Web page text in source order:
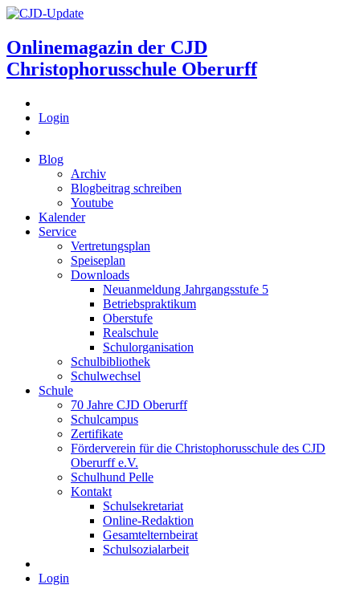
Onlinemagazin der CJD
Christophorusschule Oberurff
Login
Blog
Archiv
Blogbeitrag schreiben
Youtube
Kalender
Service
Vertretungsplan
Speiseplan
Downloads
Neuanmeldung Jahrgangsstufe 5
Betriebspraktikum
Oberstufe
Realschule
Schulorganisation
Schulbibliothek
Schulwechsel
Schule
70 Jahre CJD Oberurff
Schulcampus
Zertifikate
Förderverein für die Christophorusschule des CJD
Oberurff e.V.
Schulhund Pelle
Kontakt
Schulsekretariat
Online-Redaktion
Gesamtelternbeirat
Schulsozialarbeit
Login